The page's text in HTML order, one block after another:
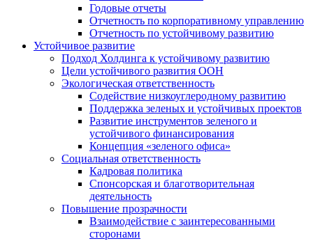
Годовые отчеты
Отчетность по корпоративному управлению
Отчетность по устойчивому развитию
Устойчивое развитие
Подход Холдинга к устойчивому развитию
Цели устойчивого развития ООН
Экологическая ответственность
Содействие низкоуглеродному развитию
Поддержка зеленых и устойчивых проектов
Развитие инструментов зеленого и
устойчивого финансирования
Концепция «зеленого офиса»
Социальная ответственность
Кадровая политика
Спонсорская и благотворительная
деятельность
Повышение прозрачности
Взаимодействие с заинтересованными
сторонами